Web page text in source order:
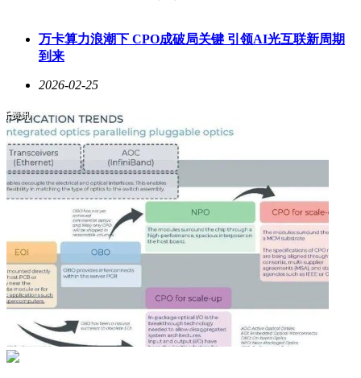
万卡算力浪潮下 CPO成破局关键 引领AI光互联新周期
到来
2026-02-25